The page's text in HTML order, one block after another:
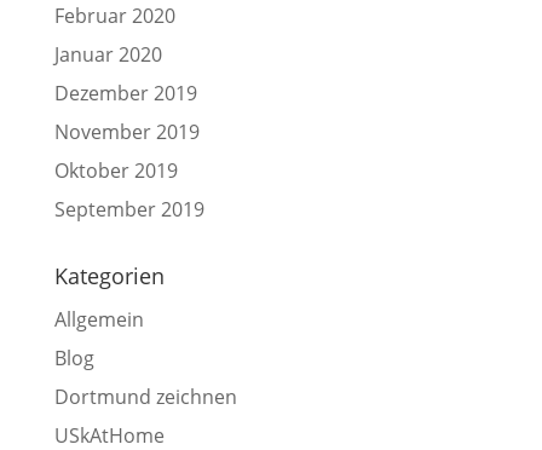
Februar 2020
Januar 2020
Dezember 2019
November 2019
Oktober 2019
September 2019
Kategorien
Allgemein
Blog
Dortmund zeichnen
USkAtHome